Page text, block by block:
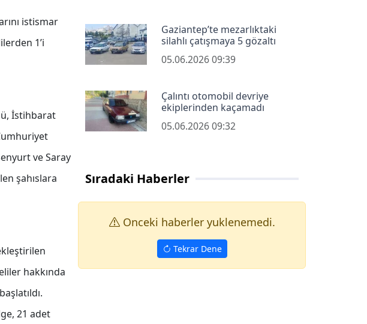
istismar
1’i
İstihbarat
ve Saray
şahıslara
hakkında
21 adet
Gaziantep’te mezarlıktaki
silahlı çatışmaya 5 gözaltı
05.06.2026 09:39
Çalıntı otomobil devriye
ekiplerinden kaçamadı
05.06.2026 09:32
Sıradaki Haberler
Onceki haberler yuklenemedi.
Tekrar Dene